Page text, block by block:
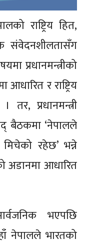
राष्ट्रिय हित,
संवेदनशीलतासँग
प्रधानमन्त्रीको
र राष्ट्रिय
प्रधानमन्त्री
बैठकमा ‘नेपालले
रहेछ’ भन्ने
अडानमा आधारित
भएपछि
नेपालले भारतको